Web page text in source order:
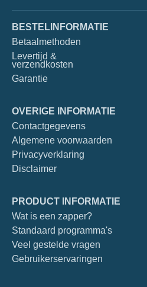
BESTELINFORMATIE
Betaalmethoden
Levertijd &
verzendkosten
Garantie
OVERIGE INFORMATIE
Contactgegevens
Algemene voorwaarden
Privacyverklaring
Disclaimer
PRODUCT INFORMATIE
Wat is een zapper?
Standaard programma's
Veel gestelde vragen
Gebruikerservaringen